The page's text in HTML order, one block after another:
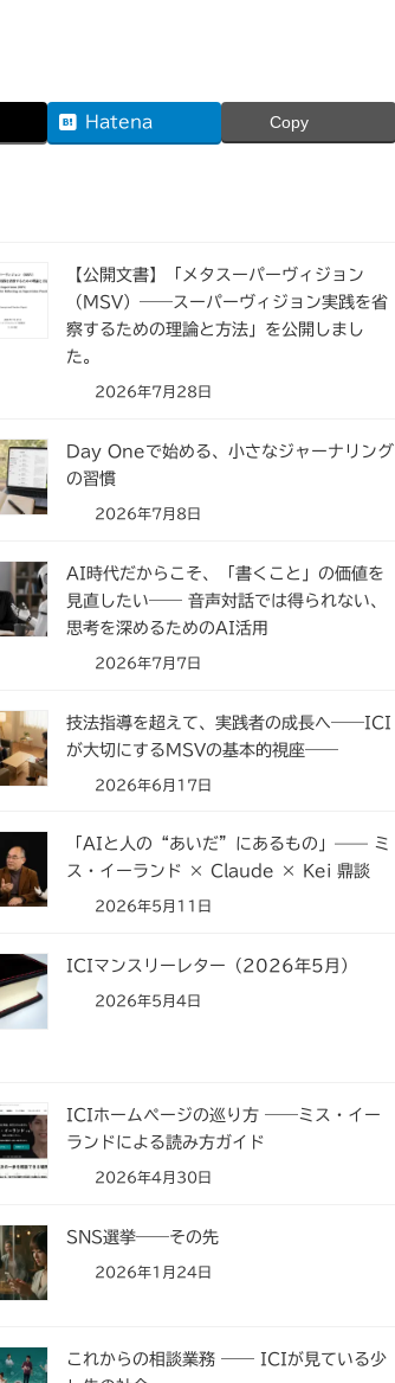
Hatena Copy
【公開文書】「メタスーパーヴィジョン
（MSV）――スーパーヴィジョン実践を省
察するための理論と方法」を公開しまし
た。
2026年7月28日
Day Oneで始める、小さなジャーナリング
の習慣
2026年7月8日
AI時代だからこそ、「書くこと」の価値を
見直したい―― 音声対話では得られない、
思考を深めるためのAI活用
2026年7月7日
技法指導を超えて、実践者の成長へ――ICI
が大切にするMSVの基本的視座――
2026年6月17日
「AIと人の“あいだ”にあるもの」—— ミ
ス・イーランド × Claude × Kei 鼎談
2026年5月11日
ICIマンスリーレター（2026年5月）
2026年5月4日
ICIホームページの巡り方 ――ミス・イー
ランドによる読み方ガイド
2026年4月30日
SNS選挙――その先
2026年1月24日
これからの相談業務 ―― ICIが見ている少